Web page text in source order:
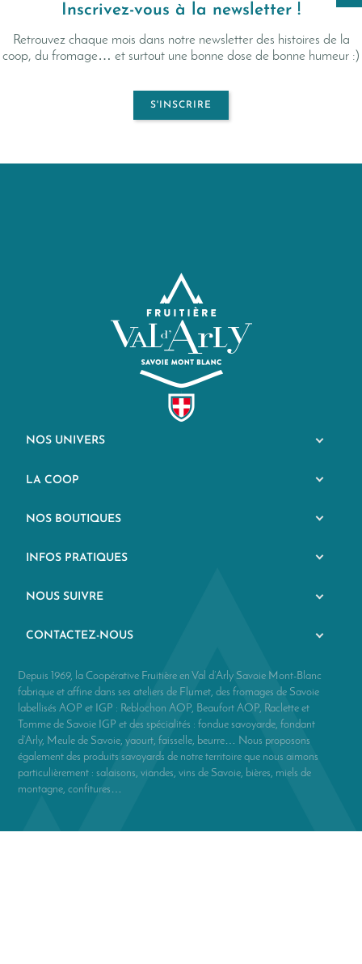
Inscrivez-vous à la newsletter !
Retrouvez chaque mois dans notre newsletter des histoires de la
coop, du fromage… et surtout une bonne dose de bonne humeur :)
S'INSCRIRE
NOS UNIVERS
LA COOP
NOS BOUTIQUES
INFOS PRATIQUES
NOUS SUIVRE
CONTACTEZ-NOUS
Depuis 1969, la Coopérative Fruitière en Val d’Arly Savoie Mont-Blanc
fabrique et affine dans ses ateliers de Flumet, des fromages de Savoie
labellisés AOP et IGP : Reblochon AOP, Beaufort AOP, Raclette et
Tomme de Savoie IGP et des spécialités : fondue savoyarde, fondant
d’Arly, Meule de Savoie, yaourt, faisselle, beurre… Nous proposons
également des produits savoyards de notre territoire que nous aimons
particulièrement : salaisons, viandes, vins de Savoie, bières, miels de
montagne, confitures…